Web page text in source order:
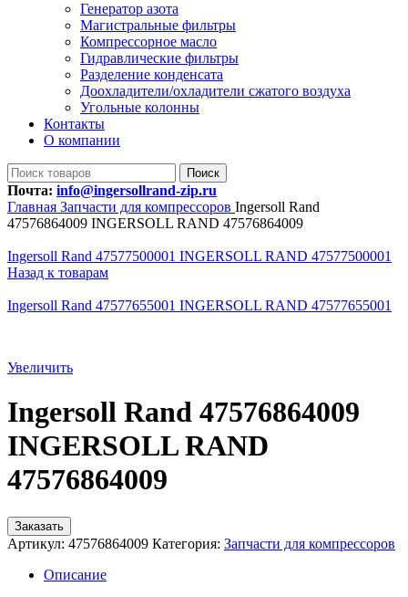
Генератор азота
Магистральные фильтры
Компрессорное масло
Гидравлические фильтры
Разделение конденсата
Доохладители/охладители сжатого воздуха
Угольные колонны
Контакты
О компании
Поиск
Почта: info@ingersollrand-zip.ru
Главная Запчасти для компрессоров Ingersoll Rand
47576864009 INGERSOLL RAND 47576864009
Ingersoll Rand 47577500001 INGERSOLL RAND 47577500001
Назад к товарам
Ingersoll Rand 47577655001 INGERSOLL RAND 47577655001
Увеличить
Ingersoll Rand 47576864009
INGERSOLL RAND
47576864009
Заказать
Артикул: 47576864009 Категория: Запчасти для компрессоров
Описание